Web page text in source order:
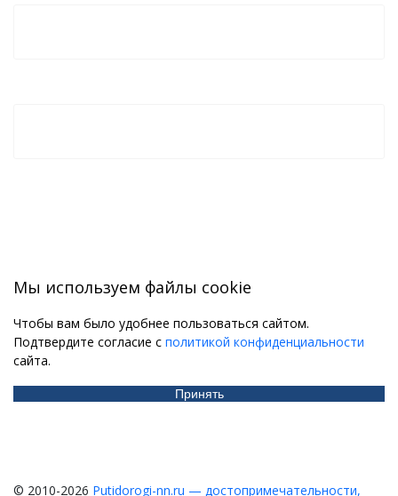
Мы используем файлы cookie
Чтобы вам было удобнее пользоваться сайтом.
Подтвердите согласие с политикой конфиденциальности
сайта.
Принять
© 2010-2026 Putidorogi-nn.ru — достопримечательности,